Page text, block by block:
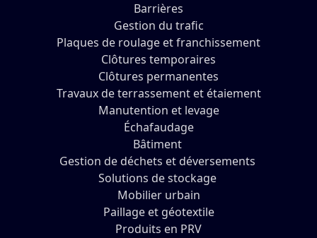
Barrières
Gestion du trafic
Plaques de roulage et franchissement
Clôtures temporaires
Clôtures permanentes
Travaux de terrassement et étaiement
Manutention et levage
Échafaudage
Bâtiment
Gestion de déchets et déversements
Solutions de stockage
Mobilier urbain
Paillage et géotextile
Produits en PRV